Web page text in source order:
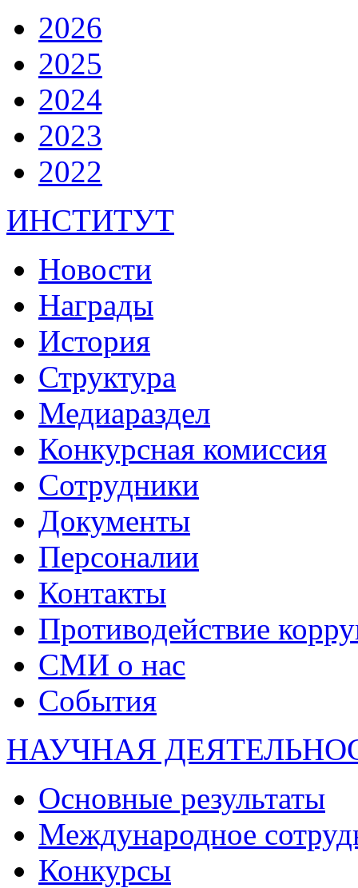
2026
2025
2024
2023
2022
ИНСТИТУТ
Новости
Награды
История
Структура
Медиараздел
Конкурсная комиссия
Сотрудники
Документы
Персоналии
Контакты
Противодействие
СМИ о нас
События
НАУЧНАЯ
Основные результаты
Международное
Конкурсы